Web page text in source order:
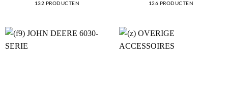
132 PRODUCTEN 126 PRODUCTEN